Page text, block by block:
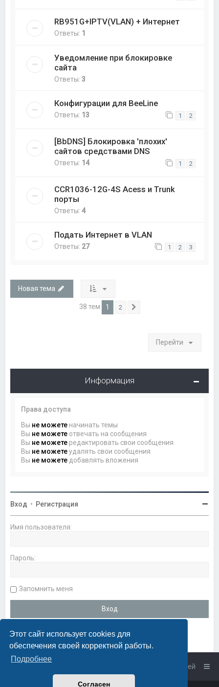
Этот сайт использует cookies для
обеспечения своей корректной работы.
Подробнее
Согласен
RB951G+IPTV(VLAN) + Интернет
Ответы: 1
Уведомление при блокировке
сайта
Ответы:3
Конфигурации для BeeLine
Ответы: 13 1 2
[BbDNS] Блокировка 'плохих'
сайтов средствами DNS
Ответы: 14 1 2
CCR1036-12G-4S Acess и Trunk
порты
Ответы:4
Подать Интернет в VLAN
Ответы: 27 1 2 3
Новая тема
38 тем 1 2
Перейти
Информация
Права доступа
Вы не можете начинать темы
Вы не можете отвечать на сообщения
Вы не можете редактировать свои сообщения
Вы не можетеудалять свои сообщения
Вы не можете добавлять вложения
Вход • Регистрация
Имя пользователя:
Пароль:
Запомнить меня
Связаться с администрацией